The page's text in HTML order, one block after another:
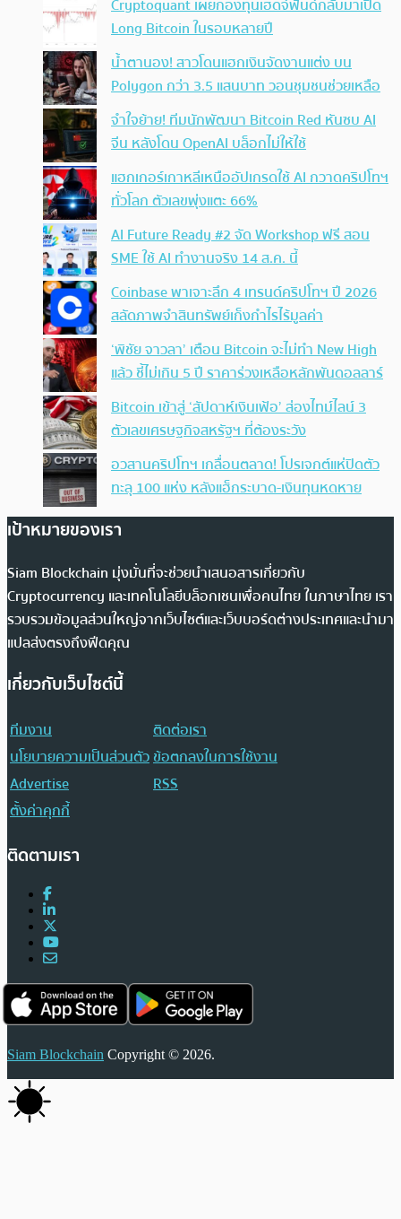
Cryptoquant เผยกองทุนเฮดจ์ฟันด์กลับมาเปิด
Long Bitcoin ในรอบหลายปี
น้ำตานอง! สาวโดนแฮกเงินจัดงานแต่ง บน
Polygon กว่า 3.5 แสนบาท วอนชุมชนช่วยเหลือ
จำใจย้าย! ทีมนักพัฒนา Bitcoin Red หันซบ AI
จีน หลังโดน OpenAI บล็อกไม่ให้ใช้
แฮกเกอร์เกาหลีเหนืออัปเกรดใช้ AI กวาดคริปโทฯ
ทั่วโลก ตัวเลขพุ่งแตะ 66%
AI Future Ready #2 จัด Workshop ฟรี สอน
SME ใช้ AI ทำงานจริง 14 ส.ค. นี้
Coinbase พาเจาะลึก 4 เทรนด์คริปโทฯ ปี 2026
สลัดภาพจำสินทรัพย์เก็งกำไรไร้มูลค่า
‘พิชัย จาวลา’ เตือน Bitcoin จะไม่ทำ New High
แล้ว ชี้ไม่เกิน 5 ปี ราคาร่วงเหลือหลักพันดอลลาร์
Bitcoin เข้าสู่ ‘สัปดาห์เงินเฟ้อ’ ส่องไทม์ไลน์ 3
ตัวเลขเศรษฐกิจสหรัฐฯ ที่ต้องระวัง
อวสานคริปโทฯ เกลื่อนตลาด! โปรเจกต์แห่ปิดตัว
ทะลุ 100 แห่ง หลังแฮ็กระบาด-เงินทุนหดหาย
เป้าหมายของเรา
Siam Blockchain มุ่งมั่นที่จะช่วยนำเสนอสารเกี่ยวกับ
Cryptocurrency และเทคโนโลยีบล็อกเชนเพื่อคนไทย ในภาษาไทย เรา
รวบรวมข้อมูลส่วนใหญ่จากเว็บไซต์และเว็บบอร์ดต่างประเทศและนำมา
แปลส่งตรงถึงฟีดคุณ
เกี่ยวกับเว็บไซต์นี้
ทีมงาน
ติดต่อเรา
นโยบายความเป็นส่วนตัวข้อตกลงในการใช้งาน
Advertise
RSS
ตั้งค่าคุกกี้
ติดตามเรา
Siam Blockchain Copyright © 2026.